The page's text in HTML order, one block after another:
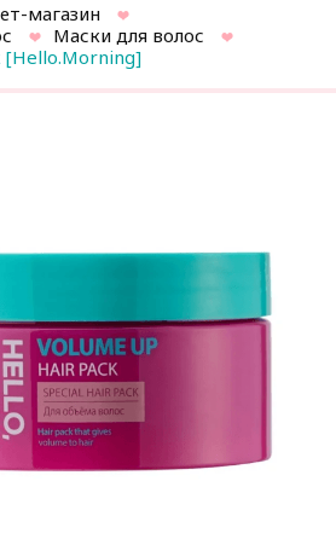
магазин
Маски для волос
[Hello.Morning]